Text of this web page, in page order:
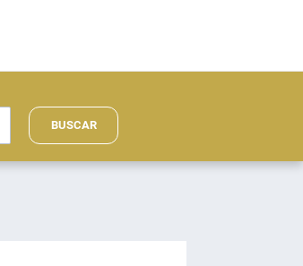
BUSCAR